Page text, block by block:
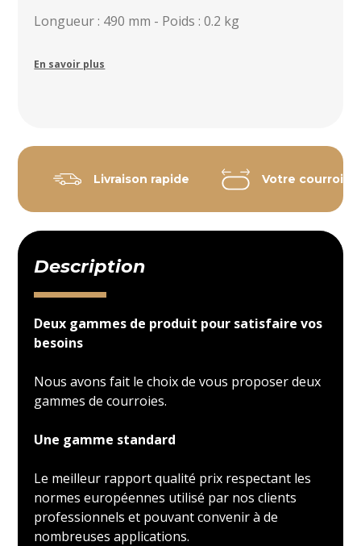
Longueur : 490 mm - Poids : 0.2 kg
En savoir plus
Livraison rapide Votre courroie
Description
Deux gammes de produit pour satisfaire vos
besoins
Nous avons fait le choix de vous proposer deux
gammes de courroies.
Une gamme standard
Le meilleur rapport qualité prix respectant les
normes européennes utilisé par nos clients
professionnels et pouvant convenir à de
nombreuses applications.